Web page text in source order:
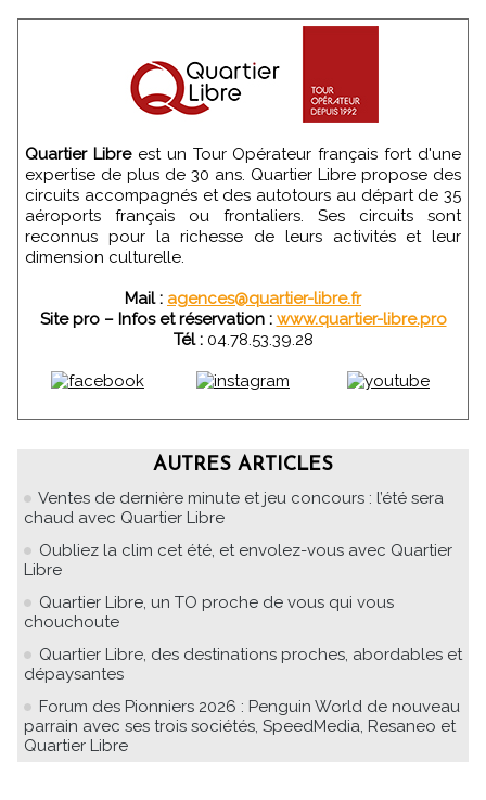
Quartier Libreest un Tour Opérateur français fort d'une
expertise de plus de 30 ans. Quartier Libre propose des
circuits accompagnés et des autotours au départ de 35
aéroports français ou frontaliers. Ses circuits sont
reconnus pour la richesse de leurs activités et leur
dimension culturelle.
Mail : agences@quartier-libre.fr
Site pro – Infos et réservation : www.quartier-libre.pro
Tél :04.78.53.39.28
AUTRES ARTICLES
Ventes de dernière minute et jeu concours : l’été sera
chaud avec Quartier Libre
Oubliez la clim cet été, et envolez-vous avec Quartier
Libre
Quartier Libre, un TO proche de vous qui vous
chouchoute
Quartier Libre, des destinations proches, abordables et
dépaysantes
Forum des Pionniers 2026 : Penguin World de nouveau
parrain avec ses trois sociétés, SpeedMedia, Resaneo et
Quartier Libre